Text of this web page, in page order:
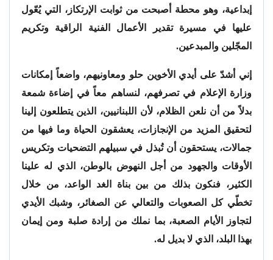
إبداعية، وهو محطة أصبحت من ثوابت الإرتكاز، التي يُعّول
عليها في مسيرة تقدير الأعمال الفنية الراقية وتكريم
المجّلين والمبدعين.
إني أشدّ على أيدي الأخوين حلو ومعاونيهم، واضعاً إمكانات
وزارة الإعلام في تصرفهم، لنساهم معاً في إضاءة شمعة
بدلاً من أن نلعن الظلام، لأن اللبنانيين، الذين يتطلعون إلينا
لتحقيق المزيد من الإنجازات، يعشقون الحياة وما فيها من
جمالات، يستحقون أن تُبذل في سبيلهم التضحيات وتكريس
الأوقات والجهود من أجل النهوض بالوطن، الذي له علينا
الكثير، فنكون بذلك من بين بناة الغد الواعد، من خلال
تخطّي كل الصعوبات والتعالي عن الصغائر، وشبك الأيدي
لتجاوز الأيام الصعبة، بما نملك من إرادة صلبة ومن إيمان
بهذا البلد، الذي لا بديل له.